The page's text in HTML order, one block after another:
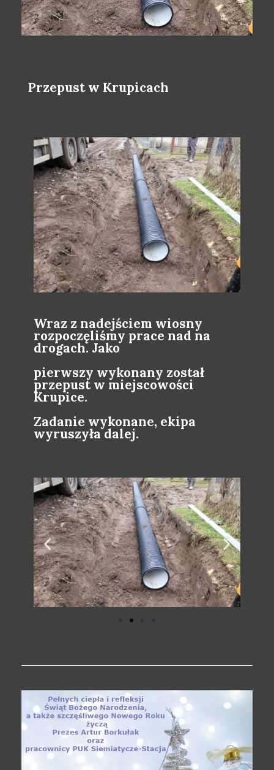
Przepust w Krupicach
Wraz z nadejściem wiosny
rozpoczęliśmy prace nad na
drogach. Jako
pierwszy wykonany został
przepust w miejscowości
Krupice.
Zadanie wykonane, ekipa
wyruszyła dalej.